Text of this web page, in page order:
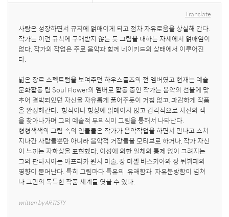
Translate
사람은 성장하면서 규칙에 얽매이게 되고 점차 자유로움을 상실해 간다.
작가는 이런 규칙에 구애받지 않는 듯 그림을 대하는 자세에서 얽매임이
없다. 작가의 작업은 주로 음악과 함께 네이키드의 상태에서 이루어진
다.
넓은 장르 스펙트럼을 보여주던 하우스룰즈의 전 멤버였고 현재는 예술
문화활동 팀 Soul Flower의 멤버로 활동 중인 작가는 음악의 선율에 맞
추어 결박되있던 자신을 자유롭게 풀어주듯이 거침 없고, 과감하게 작품
을 완성해간다.  형식이나 형상에 얽매이지 않고 감각적으로 자신의 색
을 찾아나가며 그의 예술적 무의식이 그림을 통해서 나타난다.
형형색색의 그림 속의 인물들은 작가가 음악작업을 하면서 만나고 스쳐
지나간 사람들뿐만 아니라 음악적 거장들을 모티브로 하거나, 작가 자신
이 느끼는 자화상을 표현했다. 이성에 의한 일체의 통제 없이 그려지는
그의 판타지아는 아프리카 원시 미술, 장 미셸 바스키아와 장 뒤뷔페의
영향이 묻어난다. 특히 그림마다 특유의  유쾌함과  자유분방함이 넘쳐
나 그만의 독특한 작품 세계를 엿볼 수 있다.
written by ARTISTY